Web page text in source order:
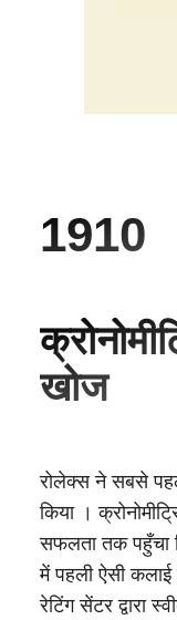
1910
खोज
रोलेक्स ने सबसे
किया ।
सफलता तक पहुँचा
में पहली ऐसी
रेटिंग सेंटर द्वारा